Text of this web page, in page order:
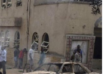
Bénin :
Aliko